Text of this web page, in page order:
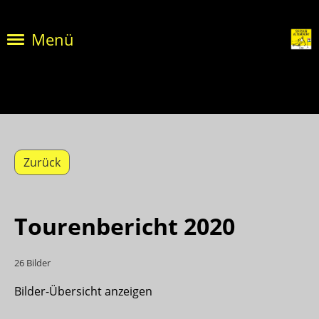
Menü
Zurück
Tourenbericht 2020
26 Bilder
Bilder-Übersicht anzeigen